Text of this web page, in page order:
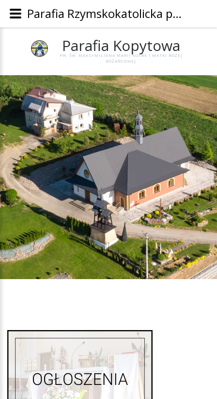
Parafia Kopytowa
PW. ŚW. MAKSYMILIANA MARII KOLBE I MATKI BOŻEJ
RÓŻAŃCOWEJ
Parafia Rzymskokatolicka pw. Św. Maksymiliana Marii Kolbe i Matki Bożej Różańcowej w Kopytowej - Parafia Kopytowa